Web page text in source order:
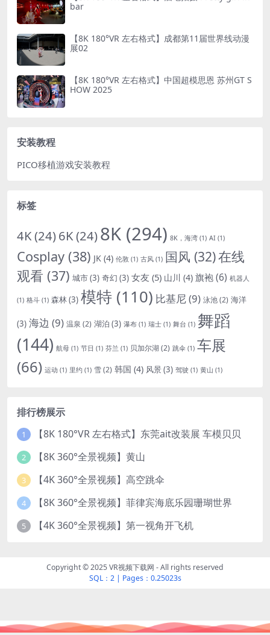
bar
【8K 180°VR 左右格式】成都第11届世界线动漫
展02
【8K 180°VR 左右格式】中国超模思恩 苏州GT S
HOW 2025
安装教程
PICO移植游戏安装教程
标签
4K(24)6K(24)8K (294) 8K，海湾 (1) AI (1)
Cosplay (38) JK (4) 伦敦 (1) 古风 (1) 国风 (32)在线
观看 (37) 城市(3) 奇幻 (3) 女友 (5) 山川 (4) 旗袍(6) 机器人
(1) 格斗 (1) 森林(3) 模特 (110) 比基尼(9) 泳池(2) 海洋
(3) 海边 (9) 温泉 (2) 湖泊 (3) 瀑布 (1) 瑞士 (1) 舞台 (1) 舞蹈
(144) 航母 (1) 节日 (1) 芬兰 (1) 贝加尔湖 (2) 跳伞 (1) 车展
(66) 运动 (1) 里约 (1) 雪(2) 韩国 (4) 风景(3) 驾驶 (1) 黄山 (1)
排行榜展示
1 【8K 180°VR 左右格式】东莞ait改装展 车模贝贝
2 【8K 360°全景视频】黄山
3 【4K 360°全景视频】高空跳伞
4 【8K 360°全景视频】菲律宾海底乐园珊瑚世界
5 【4K 360°全景视频】第一视角开飞机
Copyright © 2025 VR视频下载网 - All rights reserved
SQL：2| Pages：0.25023s